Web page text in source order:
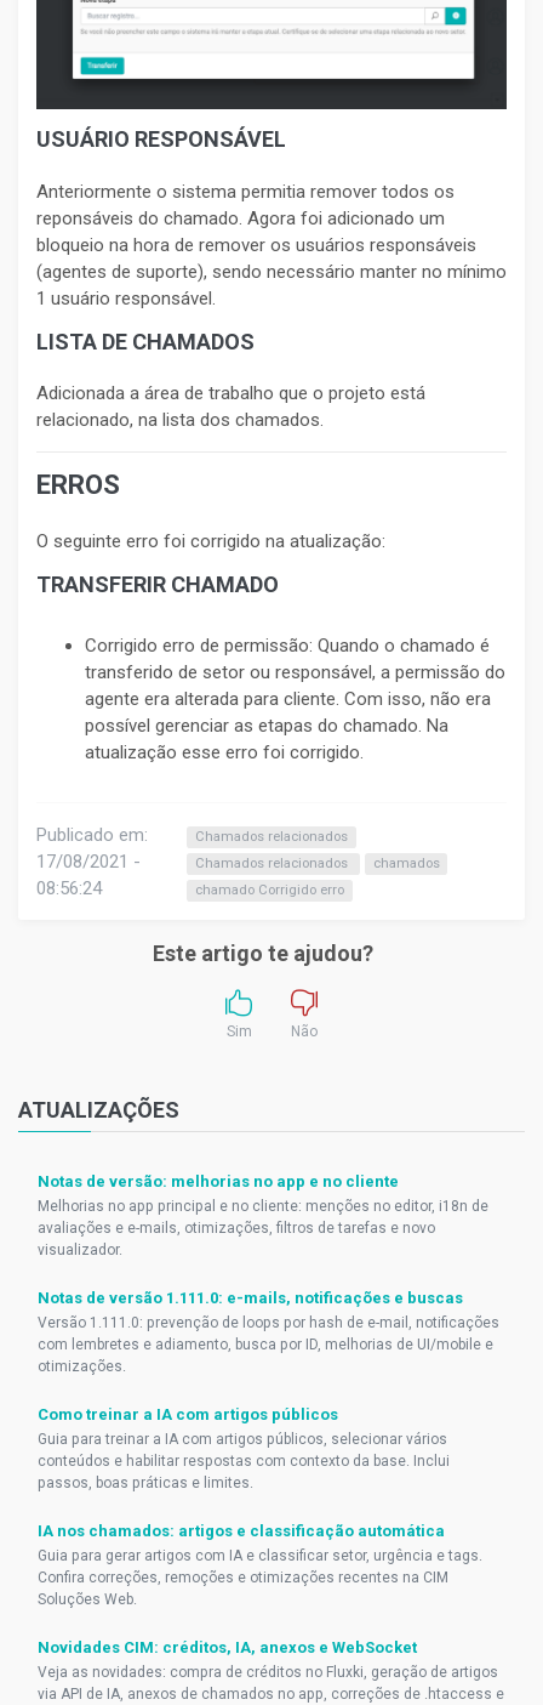
USUÁRIO RESPONSÁVEL
Anteriormente o sistema permitia remover todos os
reponsáveis do chamado. Agora foi adicionado um
bloqueio na hora de remover os usuários responsáveis
(agentes de suporte), sendo necessário manter no mínimo
1 usuário responsável.
LISTA DE CHAMADOS
Adicionada a área de trabalho que o projeto está
relacionado, na lista dos chamados.
ERROS
O seguinte erro foi corrigido na atualização:
TRANSFERIR CHAMADO
Corrigido erro de permissão: Quando o chamado é
transferido de setor ou responsável, a permissão do
agente era alterada para cliente. Com isso, não era
possível gerenciar as etapas do chamado. Na
atualização esse erro foi corrigido.
Publicado em:
17/08/2021 -
08:56:24
Chamados relacionados
Chamados relacionados
chamados
chamado Corrigido erro
Este artigo te ajudou?
Sim Não
ATUALIZAÇÕES
Notas de versão: melhorias no app e no cliente
Melhorias no app principal e no cliente: menções no editor, i18n de
avaliações e e-mails, otimizações, filtros de tarefas e novo
visualizador.
Notas de versão 1.111.0: e-mails, notificações e buscas
Versão 1.111.0: prevenção de loops por hash de e-mail, notificações
com lembretes e adiamento, busca por ID, melhorias de UI/mobile e
otimizações.
Como treinar a IA com artigos públicos
Guia para treinar a IA com artigos públicos, selecionar vários
conteúdos e habilitar respostas com contexto da base. Inclui
passos, boas práticas e limites.
IA nos chamados: artigos e classificação automática
Guia para gerar artigos com IA e classificar setor, urgência e tags.
Confira correções, remoções e otimizações recentes na CIM
Soluções Web.
Novidades CIM: créditos, IA, anexos e WebSocket
Veja as novidades: compra de créditos no Fluxki, geração de artigos
via API de IA, anexos de chamados no app, correções de .htaccess e